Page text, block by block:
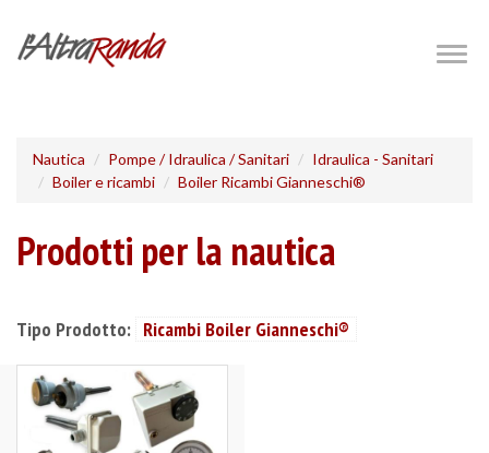
Nautica Pompe / Idraulica / Sanitari
Idraulica - Sanitari
Boiler e ricambi
Boiler Ricambi Gianneschi®
Prodotti per la nautica
Tipo Prodotto: Ricambi Boiler Gianneschi®